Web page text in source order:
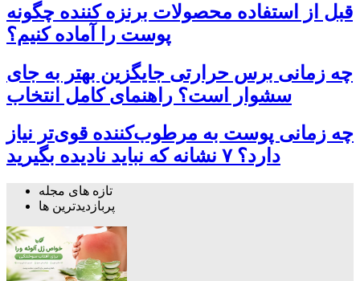
قبل از استفاده محصولات برنزه کننده چگونه
پوست را آماده کنیم؟
چه زمانی برس حرارتی جایگزین بهتر به جای
سشوار است؟ راهنمای کامل انتخاب
چه زمانی پوست به مرطوب‌کننده قوی‌تر نیاز
دارد؟ ۷ نشانه که نباید نادیده بگیرید
تازه های مجله
پربازدیدترین ها